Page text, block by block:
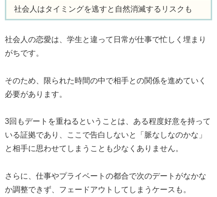
社会人はタイミングを逃すと自然消滅するリスクも
社会人の恋愛は、学生と違って日常が仕事で忙しく埋まり
がちです。
そのため、限られた時間の中で相手との関係を進めていく
必要があります。
3回もデートを重ねるということは、ある程度好意を持って
いる証拠であり、ここで告白しないと「脈なしなのかな」
と相手に思わせてしまうことも少なくありません。
さらに、仕事やプライベートの都合で次のデートがなかな
か調整できず、フェードアウトしてしまうケースも。